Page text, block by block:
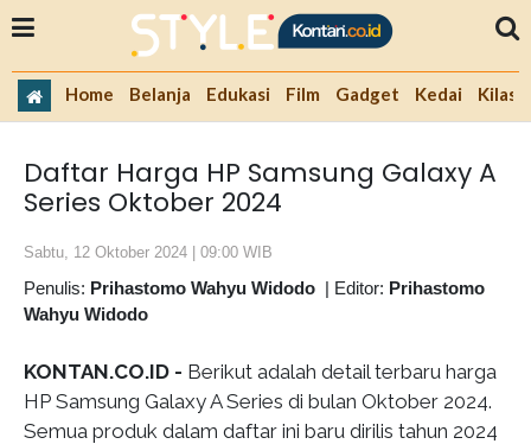
Home Belanja Edukasi Film Gadget Kedai Kilas
Daftar Harga HP Samsung Galaxy A
Series Oktober 2024
Sabtu, 12 Oktober 2024 | 09:00 WIB
Penulis: Prihastomo Wahyu Widodo | Editor: Prihastomo
Wahyu Widodo
KONTAN.CO.ID - Berikut adalah detail terbaru harga
HP Samsung Galaxy A Series di bulan Oktober 2024.
Semua produk dalam daftar ini baru dirilis tahun 2024